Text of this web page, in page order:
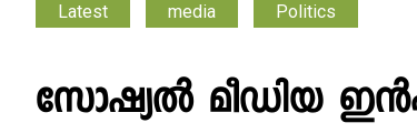
Latest media Politics
സോഷ്യൽ മീഡിയ